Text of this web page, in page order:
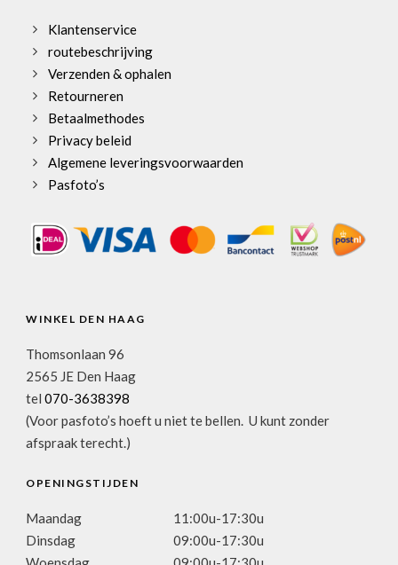
Klantenservice
routebeschrijving
Verzenden & ophalen
Retourneren
Betaalmethodes
Privacy beleid
Algemene leveringsvoorwaarden
Pasfoto’s
WINKEL DEN HAAG
Thomsonlaan 96
2565 JE Den Haag
tel 070-3638398
(Voor pasfoto’s hoeft u niet te bellen. U kunt zonder
afspraak terecht.)
OPENINGSTIJDEN
Maandag
11:00u-17:30u
Dinsdag
09:00u-17:30u